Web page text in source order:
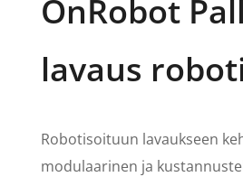
OnRobot
lavaus
Robotisoituun lavaukseen
modulaarinen ja